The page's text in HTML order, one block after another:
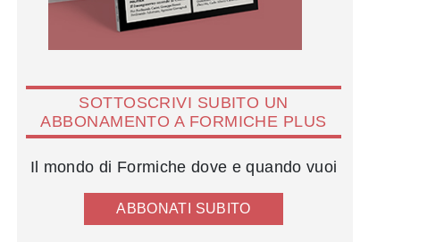
SOTTOSCRIVI SUBITO UN
ABBONAMENTO A FORMICHE PLUS
Il mondo di Formiche dove e quando vuoi
ABBONATI SUBITO